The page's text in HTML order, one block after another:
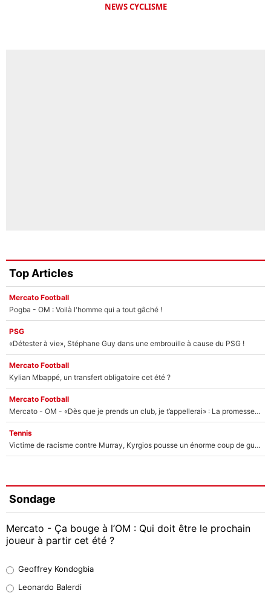
NEWS CYCLISME
Top Articles
Mercato Football
Pogba - OM : Voilà l'homme qui a tout gâché !
PSG
«Détester à vie», Stéphane Guy dans une embrouille à cause du PSG !
Mercato Football
Kylian Mbappé, un transfert obligatoire cet été ?
Mercato Football
Mercato - OM - «Dès que je prends un club, je t’appellerai» : La promesse de Marcelino au moment de claquer la porte
Tennis
Victime de racisme contre Murray, Kyrgios pousse un énorme coup de gueule !
Sondage
Mercato - Ça bouge à l’OM : Qui doit être le prochain
joueur à partir cet été ?
38%
Geoffrey Kondogbia
Leonardo Balerdi